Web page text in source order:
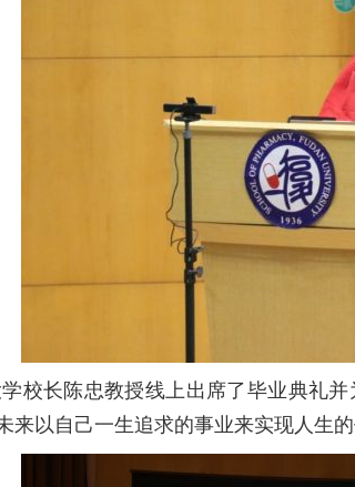
长陈忠教授线上出席了毕业典礼并
以自己一生追求的事业来实现人生的